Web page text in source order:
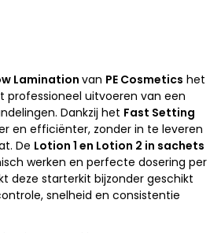
Lamination van PE Cosmetics het
professioneel uitvoeren van een
Dankzij het Fast Setting
en efficiënter, zonder in te leveren
De Lotion 1 en Lotion 2 in sachets
werken en perfecte dosering per
deze starterkit bijzonder geschikt
snelheid en consistentie